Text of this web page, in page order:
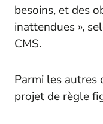
besoins, et des
inattendues »,
CMS.
Parmi les
projet de règle